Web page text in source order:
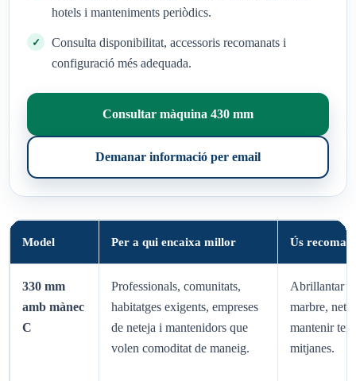
hotels i manteniments periòdics.
Consulta disponibilitat, accessoris recomanats i
configuració més adequada.
Consultar màquina 430 mm
Demanar informació per email
Model Per a qui encaixa millor Ús
330 mm
amb mànec
C
Professionals, comunitats,
habitatges exigents, empreses
de neteja i mantenidors que
volen comoditat de maneig.
Abrillantar
marbre,
mantenir
mitjanes.